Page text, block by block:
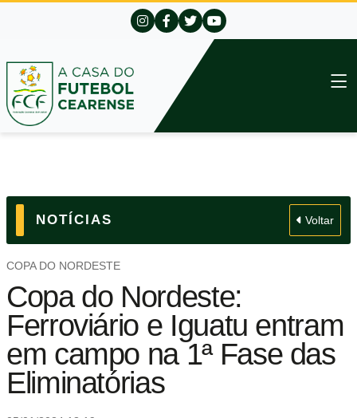
NOTÍCIAS Voltar
COPA DO NORDESTE
Copa do Nordeste:
Ferroviário e Iguatu entram
em campo na 1ª Fase das
Eliminatórias